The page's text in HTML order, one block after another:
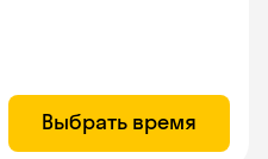
Выбрать время